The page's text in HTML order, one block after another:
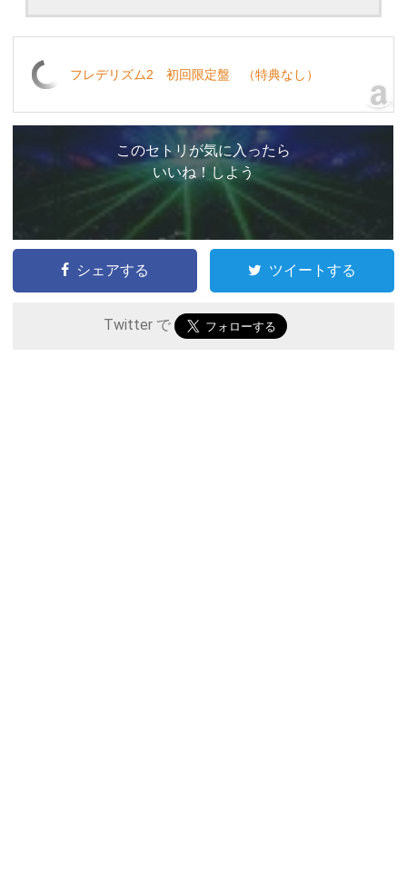
フレデリズム2 初回限定盤 （特典なし）
このセトリが気に入ったら
いいね！しよう
シェアする ツイートする
Twitter で